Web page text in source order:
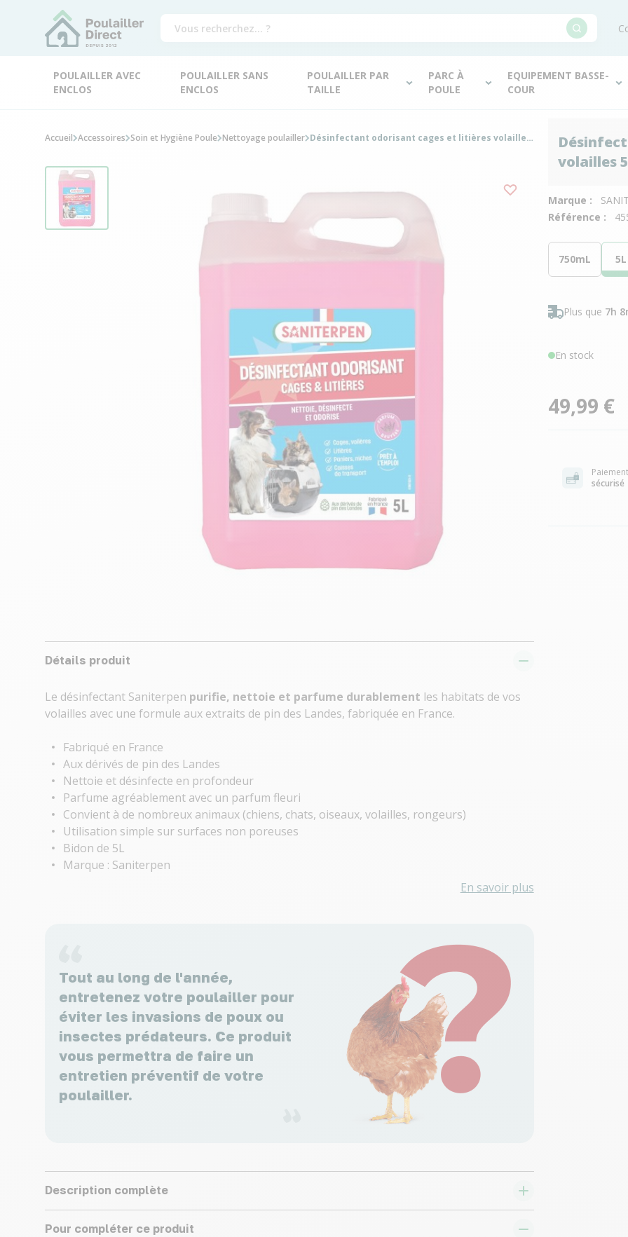
POULAILLER AVEC
ENCLOS
POULAILLER SANS
ENCLOS
POULAILLER PAR
TAILLE
PARC À
POULE
EQUIPEMENT BASSE-
COUR
volailles
Marque :
Référence :
750mL 5L
Plus que 7h
En stock
49,99 €
Paiement
sécurisé
Détails produit
Le désinfectant Saniterpen purifie, nettoie et parfume durablement les habitats de vos
volailles avec une formule aux extraits de pin des Landes, fabriquée en France.
Fabriqué en France
Aux dérivés de pin des Landes
Nettoie et désinfecte en profondeur
Parfume agréablement avec un parfum fleuri
Convient à de nombreux animaux (chiens, chats, oiseaux, volailles, rongeurs)
Utilisation simple sur surfaces non poreuses
Bidon de 5L
Marque : Saniterpen
En savoir plus
Tout au long de l'année,
entretenez votre poulailler pour
éviter les invasions de poux ou
insectes prédateurs. Ce produit
vous permettra de faire un
entretien préventif de votre
poulailler.
Description complète
Pour compléter ce produit
Accueil Accessoires Soin et Hygiène Poule Nettoyage poulailler Désinfectant odorisant cages et litières volailles 5L - Saniterpen